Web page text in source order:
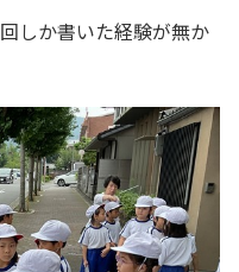
しか書いた経験が無か